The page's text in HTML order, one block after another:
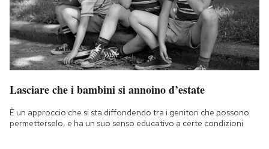
Lasciare che i bambini si annoino d’estate
È un approccio che si sta diffondendo tra i genitori che possono
permetterselo, e ha un suo senso educativo a certe condizioni